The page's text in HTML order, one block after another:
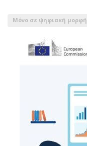
Μόνο σε ψηφιακή μορφή